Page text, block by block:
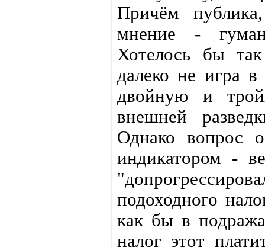
Причём
мнение -
Хотелось бы
далеко не игра
двойную и
внешней
Однако вопрос
индикатором -
подоходного
как бы в
налог этот